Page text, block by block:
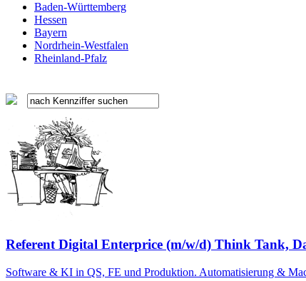
Baden-Württemberg
Hessen
Bayern
Nordrhein-Westfalen
Rheinland-Pfalz
Referent Digital Enterprice (m/w/d) Think Tank,
Software & KI in QS, FE und Produktion. Automatisierung &